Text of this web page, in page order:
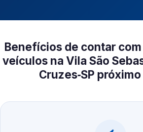
Benefícios de contar
veículos na Vila São
Cruzes‑SP